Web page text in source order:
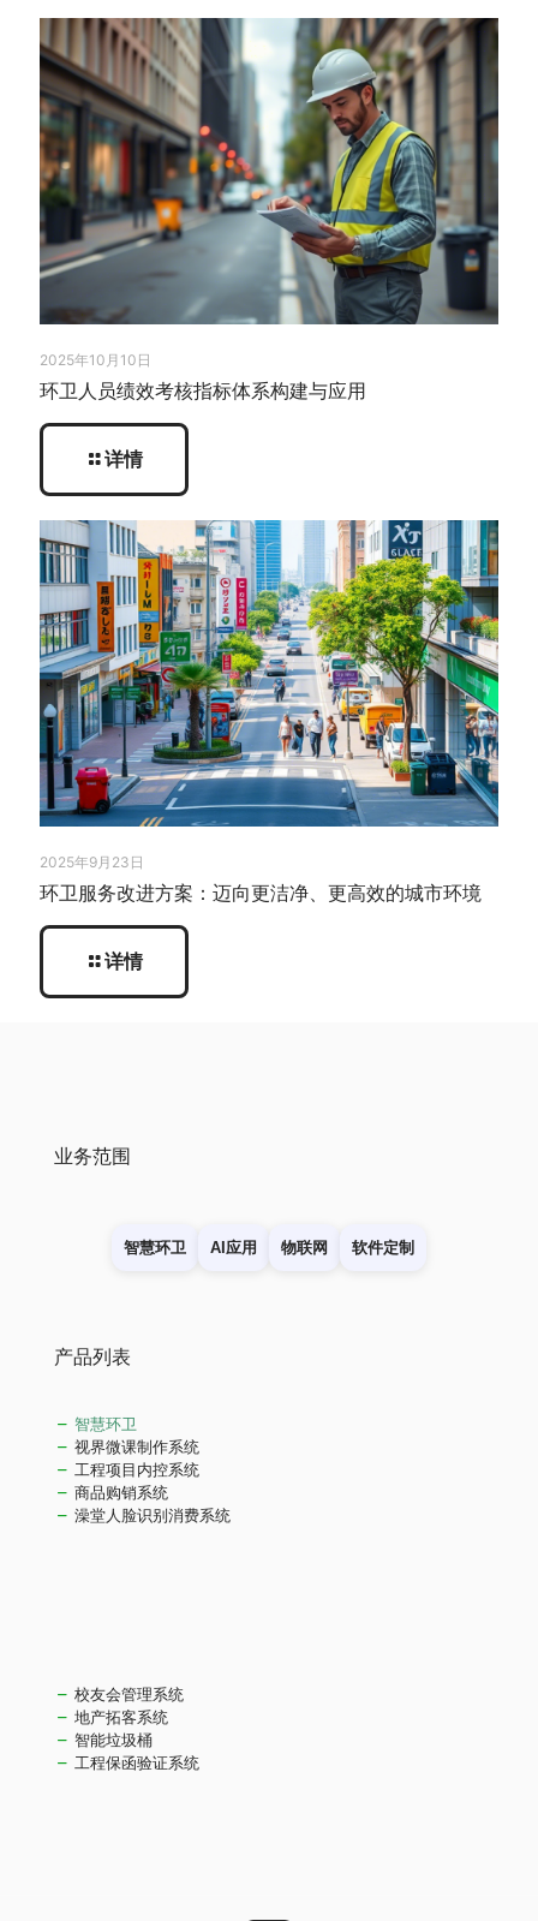
2025年10月10日
环卫人员绩效考核指标体系构建与应用
详情
2025年9月23日
环卫服务改进方案：迈向更洁净、更高效的城市环境
详情
业务范围
智慧环卫 AI应用 物联网 软件定制
产品列表
智慧环卫
视界微课制作系统
工程项目内控系统
商品购销系统
澡堂人脸识别消费系统
校友会管理系统
地产拓客系统
智能垃圾桶
工程保函验证系统